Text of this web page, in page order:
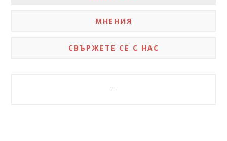
МНЕНИЯ
СВЪРЖЕТЕ СЕ С НАС
-